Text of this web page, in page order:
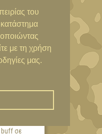
του
με τη χρήση
μας.
-
buff σε